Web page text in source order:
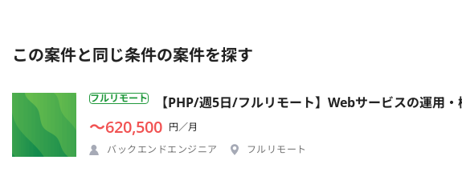
この案件と同じ条件の案件を探す
フルリモート 【PHP/週5日/フルリモート】Webサービスの運用
〜620,500 円／月
バックエンドエンジニア
フルリモート